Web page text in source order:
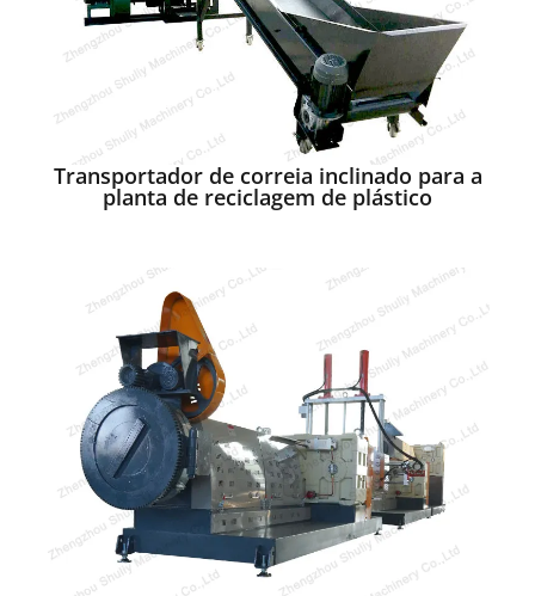
Transportador de correia inclinado para a
planta de reciclagem de plástico